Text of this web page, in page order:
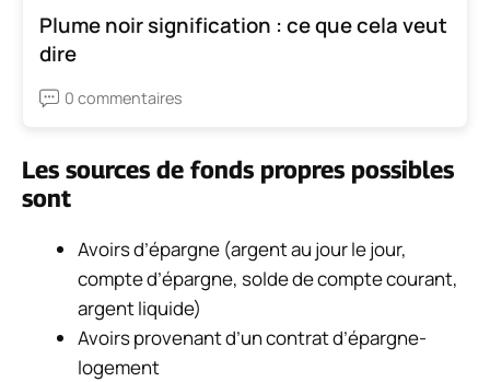
Plume noir signification : ce que cela veut
dire
0 commentaires
Les sources de fonds propres possibles
sont
Avoirs d’épargne (argent au jour le jour,
compte d’épargne, solde de compte courant,
argent liquide)
Avoirs provenant d’un contrat d’épargne-
logement